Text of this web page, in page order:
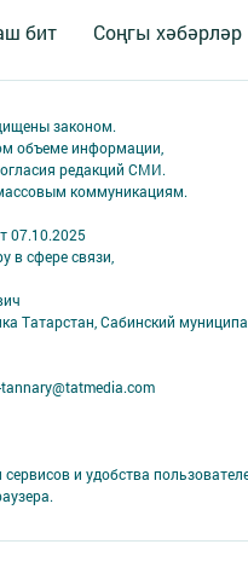
бит Соңгы хәбәрләр
законом.
объеме информации,
редакций СМИ.
коммуникациям.
07.10.2025
в сфере связи,
Татарстан, Сабинский
и удобства